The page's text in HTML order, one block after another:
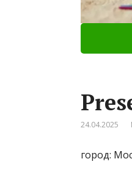
24.04.2025
город: